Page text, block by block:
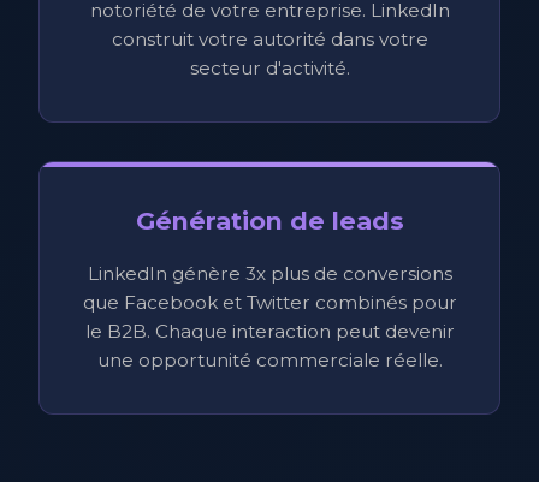
notoriété de votre entreprise. LinkedIn
construit votre autorité dans votre
secteur d'activité.
Génération de leads
LinkedIn génère 3x plus de conversions
que Facebook et Twitter combinés pour
le B2B. Chaque interaction peut devenir
une opportunité commerciale réelle.